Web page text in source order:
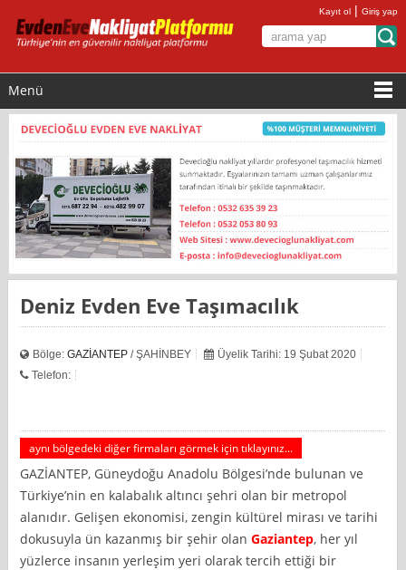
Kayıt ol |Giriş yap
Menü
Deniz Evden Eve Taşımacılık
Bölge:GAZİANTEP / ŞAHİNBEY
Üyelik Tarihi: 19 Şubat 2020
Telefon:
aynı bölgedeki diğer firmaları görmek için tıklayınız...
GAZİANTEP, Güneydoğu Anadolu Bölgesi’nde bulunan ve
Türkiye’nin en kalabalık altıncı şehri olan bir metropol
alanıdır. Gelişen ekonomisi, zengin kültürel mirası ve tarihi
dokusuyla ün kazanmış bir şehir olanGaziantep, her yıl
yüzlerce insanın yerleşim yeri olarak tercih ettiği bir